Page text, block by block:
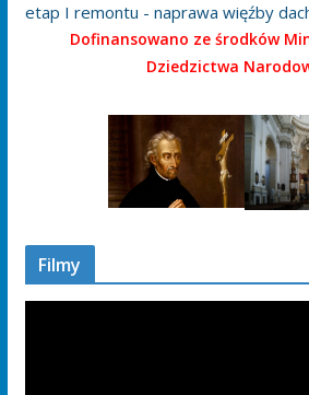
etap I remontu - naprawa więźby
Dofinansowano ze środków
Dziedzictwa
Filmy